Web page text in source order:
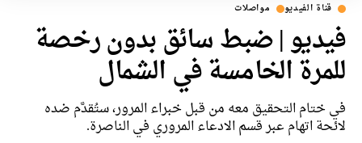
قناة الفيديو مواصلات
فيديو | ضبط سائق بدون رخصة
للمرة الخامسة في الشمال
في ختام التحقيق معه من قبل خبراء المرور، ستُقدَّم ضده
لائحة اتهام عبر قسم الادعاء المروري في الناصرة.